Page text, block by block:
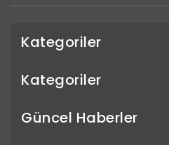
Kategoriler
Kategoriler
Güncel Haberler